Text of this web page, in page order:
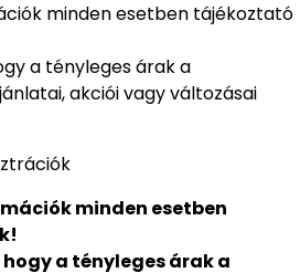
minden esetben tájékoztató
a tényleges árak a
akciói vagy változásai
minden esetben
a tényleges árak a